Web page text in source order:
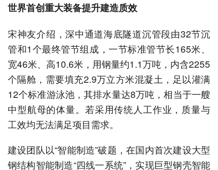
世界首创重大装备提升建造质效
宋神友介绍，深中通道海底隧道沉管段由32节沉
管和1个最终管节组成，一节标准管节长165米、
宽46米、高10.6米，用钢量约1.1万吨，内含2255
个隔舱，需要填充2.9万立方米混凝土，足以灌满
12个标准游泳池，其排水量达8万吨，相当于一艘
中型航母的体量。若采用传统人工作业，质量与
工效均无法满足项目需求。
建设团队以“智能制造”破题，在国内首次建设大型
钢结构智能制造“四线一系统”，实现巨型钢壳智能